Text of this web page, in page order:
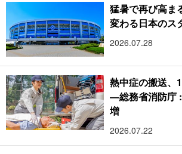
猛暑で再び高ま
変わる日本のス
2026.07.28
熱中症の搬送、
―総務省消防庁
増
2026.07.22